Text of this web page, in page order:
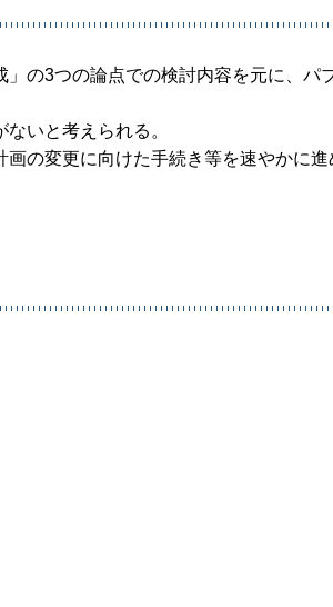
の3つの論点での検討内容を元に、パ
いと考えられる。
の変更に向けた手続き等を速やかに進